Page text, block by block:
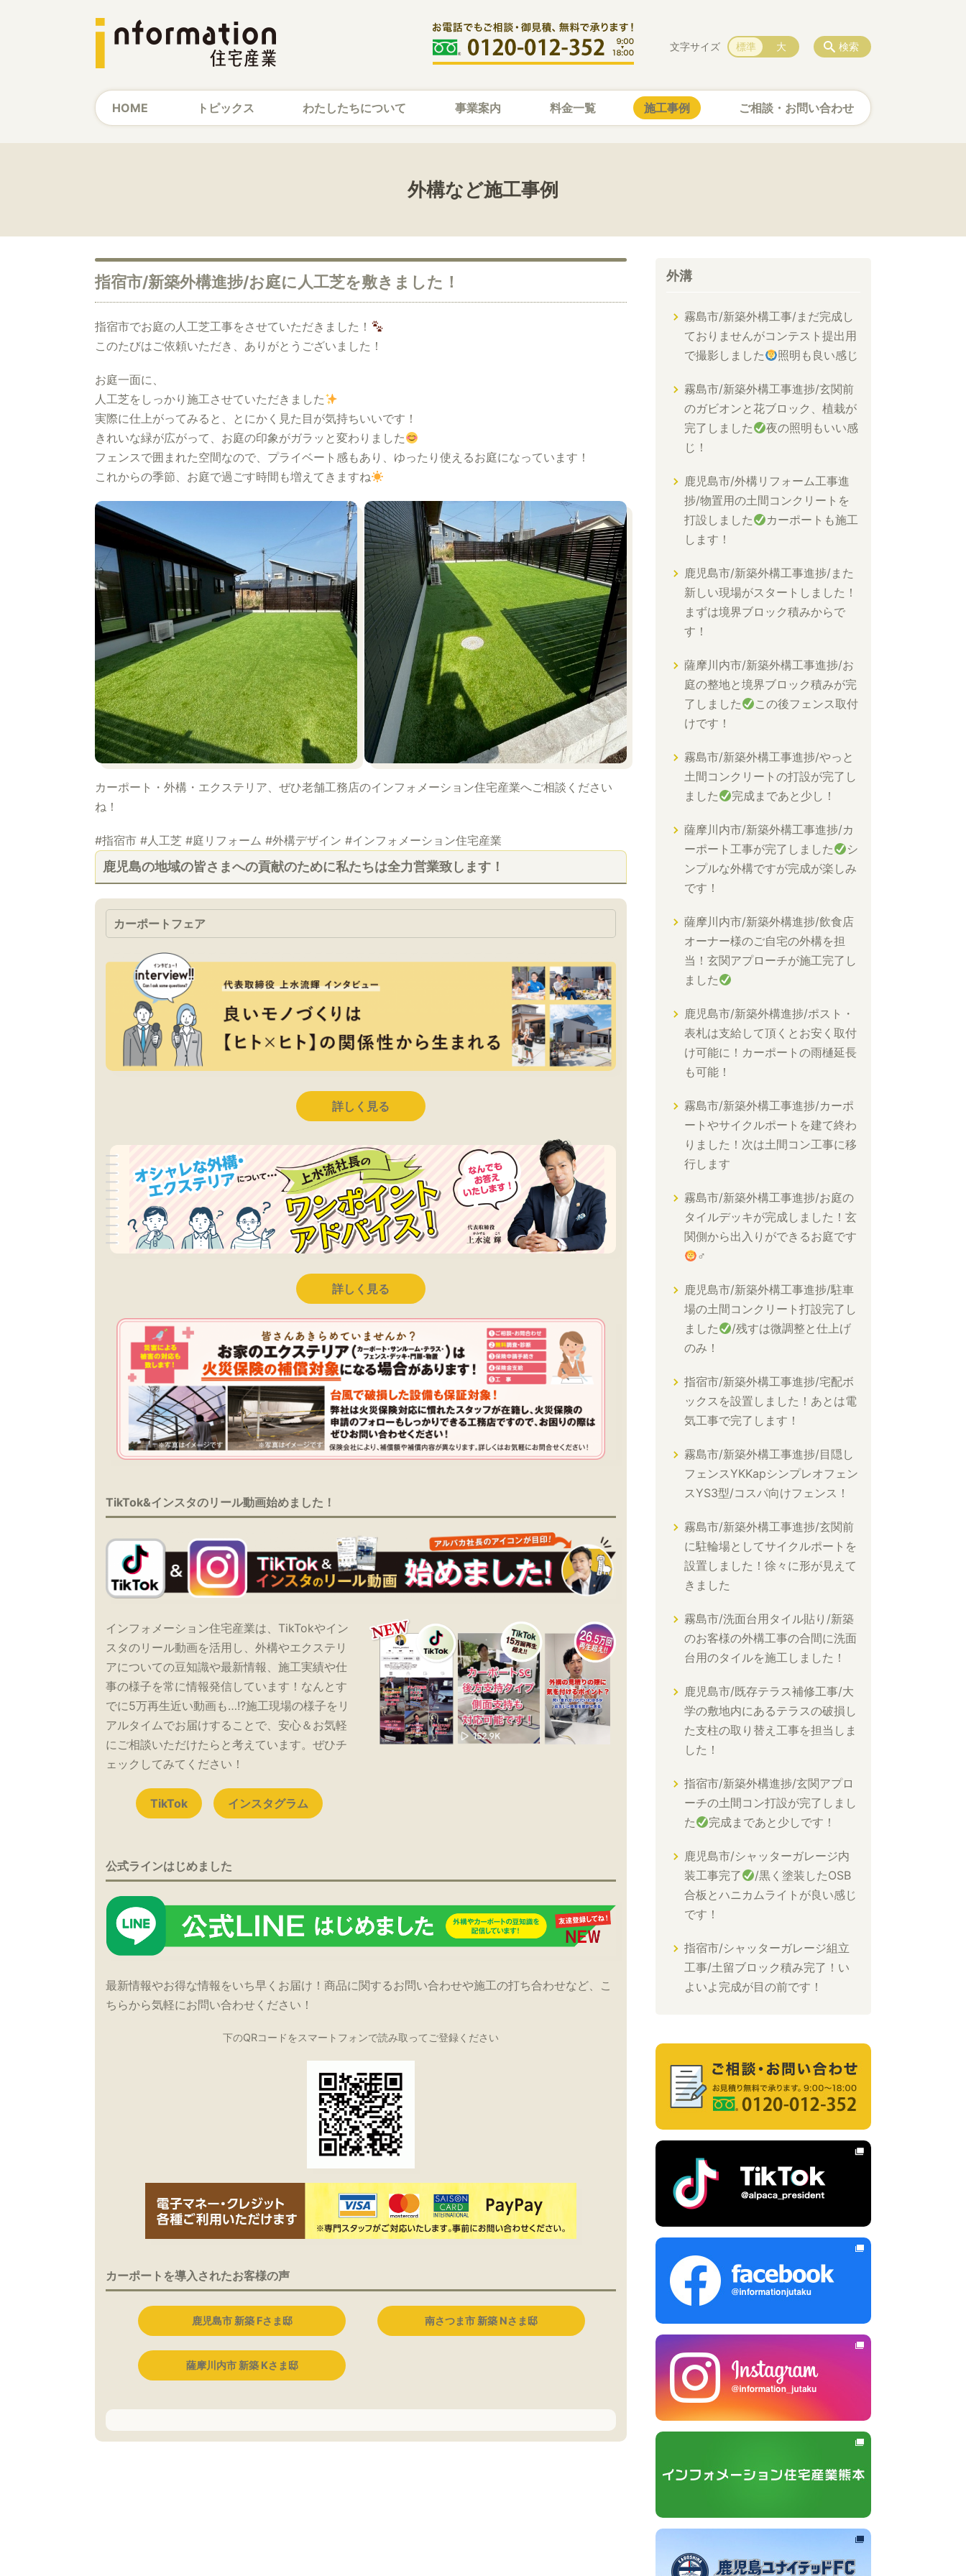
HOME トピックス わたしたちについて 事業案内 料金一覧 施工事例 ご相談・お問い合わせ
検索
文字サイズ 標準 大
外構など施工事例
指宿市/新築外構進捗/お庭に人工芝を敷きました！
指宿市でお庭の人工芝工事をさせていただきました！
このたびはご依頼いただき、ありがとうございました！
お庭一面に、
人工芝をしっかり施工させていただきました
実際に仕上がってみると、とにかく見た目が気持ちいいです！
きれいな緑が広がって、お庭の印象がガラッと変わりました
フェンスで囲まれた空間なので、プライベート感もあり、ゆったり使えるお庭になっています！
これからの季節、お庭で過ごす時間も増えてきますね
カーポート・外構・エクステリア、ぜひ老舗工務店のインフォメーション住宅産業へご相談ください
ね！
#指宿市 #人工芝 #庭リフォーム #外構デザイン #インフォメーション住宅産業
鹿児島の地域の皆さまへの貢献のために私たちは全力営業致します！
カーポートフェア
詳しく見る
詳しく見る
TikTok&インスタのリール動画始めました！
インフォメーション住宅産業は、TikTokやイン
スタのリール動画を活用し、外構やエクステリ
アについての豆知識や最新情報、施工実績や仕
事の様子を常に情報発信しています！なんとす
でに5万再生近い動画も…!?施工現場の様子をリ
アルタイムでお届けすることで、安心＆お気軽
にご相談いただけたらと考えています。ぜひチ
ェックしてみてください！
TikTok インスタグラム
公式ラインはじめました
最新情報やお得な情報をいち早くお届け！商品に関するお問い合わせや施工の打ち合わせなど、こ
ちらから気軽にお問い合わせください！
下のQRコードをスマートフォンで読み取ってご登録ください
カーポートを導入されたお客様の声
鹿児島市 新築 Fさま邸 南さつま市 新築 Nさま邸
薩摩川内市 新築 Kさま邸
外溝
霧島市/新築外構工事/まだ完成し
ておりませんがコンテスト提出用
で撮影しました
照明も良い感じ
霧島市/新築外構工事進捗/玄関前
のガビオンと花ブロック、植栽が
完了しました
夜の照明もいい感
じ！
鹿児島市/外構リフォーム工事進
捗/物置用の土間コンクリートを
打設しました
カーポートも施工
します！
鹿児島市/新築外構工事進捗/また
新しい現場がスタートしました！
まずは境界ブロック積みからで
す！
薩摩川内市/新築外構工事進捗/お
庭の整地と境界ブロック積みが完
了しました
この後フェンス取付
けです！
霧島市/新築外構工事進捗/やっと
土間コンクリートの打設が完了し
ました
完成まであと少し！
薩摩川内市/新築外構工事進捗/カ
ーポート工事が完了しました
シ
ンプルな外構ですが完成が楽しみ
です！
薩摩川内市/新築外構進捗/飲食店
オーナー様のご自宅の外構を担
当！玄関アプローチが施工完了し
ました
鹿児島市/新築外構進捗/ポスト・
表札は支給して頂くとお安く取付
け可能に！カーポートの雨樋延長
も可能！
霧島市/新築外構工事進捗/カーポ
ートやサイクルポートを建て終わ
りました！次は土間コン工事に移
行します
霧島市/新築外構工事進捗/お庭の
タイルデッキが完成しました！玄
関側から出入りができるお庭です
‍♂
鹿児島市/新築外構工事進捗/駐車
場の土間コンクリート打設完了し
ました
/残すは微調整と仕上げ
のみ！
指宿市/新築外構工事進捗/宅配ボ
ックスを設置しました！あとは電
気工事で完了します！
霧島市/新築外構工事進捗/目隠し
フェンスYKKapシンプレオフェン
スYS3型/コスパ向けフェンス！
霧島市/新築外構工事進捗/玄関前
に駐輪場としてサイクルポートを
設置しました！徐々に形が見えて
きました
霧島市/洗面台用タイル貼り/新築
のお客様の外構工事の合間に洗面
台用のタイルを施工しました！
鹿児島市/既存テラス補修工事/大
学の敷地内にあるテラスの破損し
た支柱の取り替え工事を担当しま
した！
指宿市/新築外構進捗/玄関アプロ
ーチの土間コン打設が完了しまし
た
完成まであと少しです！
鹿児島市/シャッターガレージ内
装工事完了
/黒く塗装したOSB
合板とハニカムライトが良い感じ
です！
指宿市/シャッターガレージ組立
工事/土留ブロック積み完了！い
よいよ完成が目の前です！